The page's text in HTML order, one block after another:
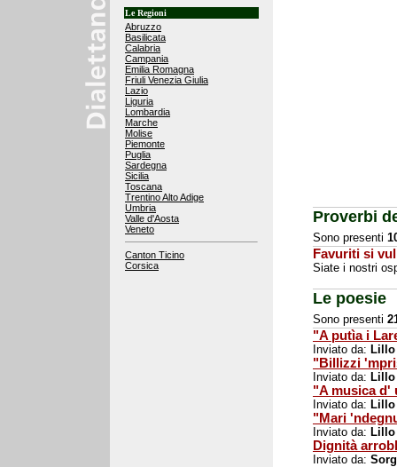
Le Regioni
Abruzzo
Basilicata
Calabria
Campania
Emilia Romagna
Friuli Venezia Giulia
Lazio
Liguria
Lombardia
Marche
Molise
Piemonte
Puglia
Sardegna
Sicilia
Toscana
Trentino Alto Adige
Umbria
Valle d'Aosta
Veneto
Canton Ticino
Corsica
Proverbi
Sono presenti
Favuriti si
Siate i nostri
Le poesie
Sono presenti
"A putìa i
Inviato da: Lillo
"Billizzi
Inviato da: Lillo
"A musica d'
Inviato da: Lillo
"Mari
Inviato da: Lillo
Dignità
Inviato da: